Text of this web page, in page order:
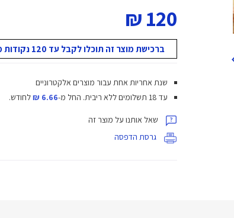
120 ₪
ברכישת מוצר זה תוכלו לקבל עד 120 נקודות מועדון!
שנת אחריות אחת עבור מוצרים אלקטרוניים
עד 18 תשלומים ללא ריבית.
החל מ-6.66 ₪ לחודש.
שאל אותנו על מוצר זה
גרסת הדפסה